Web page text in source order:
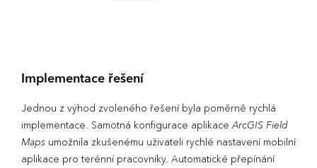
Implementace řešení
Jednou z výhod zvoleného řešení byla poměrně rychlá
implementace. Samotná konfigurace aplikaceArcGIS Field
Maps umožnila zkušenému uživateli rychlé nastavení mobilní
aplikace pro terénní pracovníky. Automatické přepínání